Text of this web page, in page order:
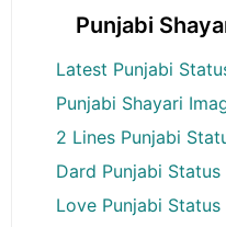
Punjabi
Latest Punjabi
Punjabi Shayari
2 Lines Punjabi
Dard Punjabi Status
Love Punjabi Status